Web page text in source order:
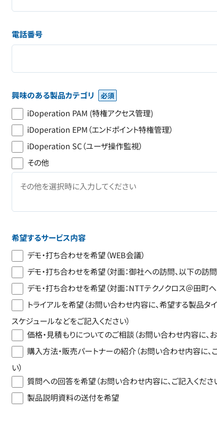
電話番号
興味のある製品カテゴリ
iDoperation PAM (特権アクセス管理)
iDoperation EPM（エンドポイント特権管理）
iDoperation SC（ユーザ操作監視）
その他
希望するサービス内容
デモ・打ち合わせを希望（WEB会議）
デモ・打ち合わせを希望（対面：御社への訪問、以下の訪
デモ・打ち合わせを希望（対面：NTTテクノクロス＠田町
トライアルを希望（お問い合わせ内容に、希望する製品タ
スケジュールなどをご記入ください）
価格・見積もりについてのご相談（お問い合わせ内容に、
購入方法・販売パートナーの紹介（お問い合わせ内容に、
い）
質問への回答を希望（お問い合わせ内容に、ご記入くださ
製品説明資料の送付を希望